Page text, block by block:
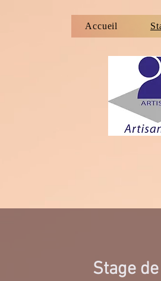
Accueil
Stage